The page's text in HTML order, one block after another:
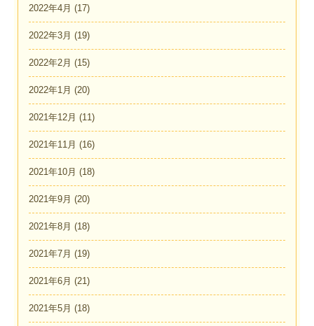
2022年4月 (17)
2022年3月 (19)
2022年2月 (15)
2022年1月 (20)
2021年12月 (11)
2021年11月 (16)
2021年10月 (18)
2021年9月 (20)
2021年8月 (18)
2021年7月 (19)
2021年6月 (21)
2021年5月 (18)